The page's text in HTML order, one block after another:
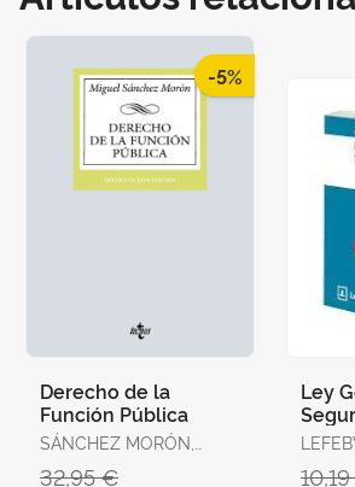
-5%
Derecho de la
Función Pública
SÁNCHEZ MORÓN,
32,95 €
Ley
Edc.